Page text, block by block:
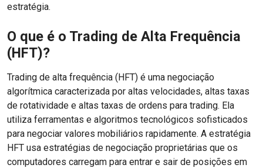
estratégia.
O que é o Trading de Alta Frequência
(HFT)?
Trading de alta frequência (HFT) é uma negociação
algorítmica caracterizada por altas velocidades, altas taxas
de rotatividade e altas taxas de ordens para trading. Ela
utiliza ferramentas e algoritmos tecnológicos sofisticados
para negociar valores mobiliários rapidamente. A estratégia
HFT usa estratégias de negociação proprietárias que os
computadores carregam para entrar e sair de posições em